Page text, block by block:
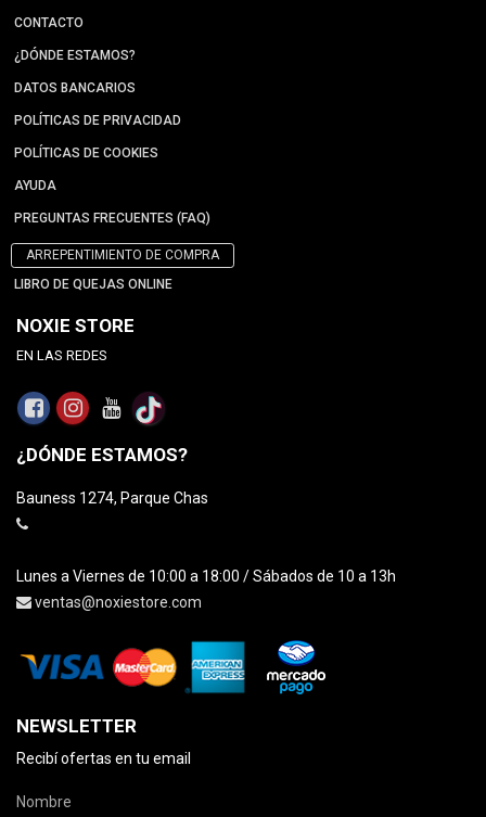
CONTACTO
¿DÓNDE ESTAMOS?
DATOS BANCARIOS
POLÍTICAS DE PRIVACIDAD
POLÍTICAS DE COOKIES
AYUDA
PREGUNTAS FRECUENTES (FAQ)
ARREPENTIMIENTO DE COMPRA
LIBRO DE QUEJAS ONLINE
NOXIE STORE
EN LAS REDES
¿DÓNDE ESTAMOS?
Bauness 1274, Parque Chas
Lunes a Viernes de 10:00 a 18:00 / Sábados de 10 a 13h
ventas@noxiestore.com
NEWSLETTER
Recibí ofertas en tu email